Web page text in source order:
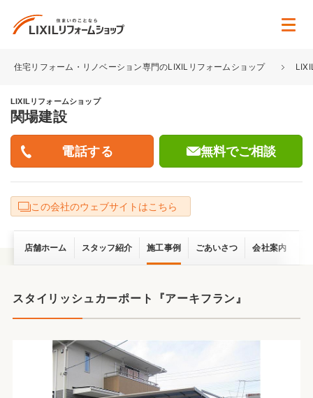
住宅リフォーム・リノベーション専門のLIXILリフォームショップ
LIXILリフォームショップ
関場建設
無料でご相談
この会社のウェブサイトはこちら
店舗ホーム スタッフ紹介 施工事例 ごあいさつ 会社案内
スタイリッシュカーポート『アーキフラン』